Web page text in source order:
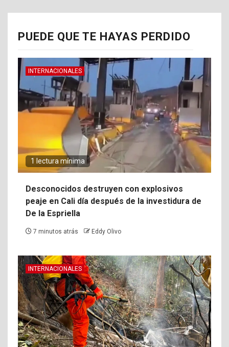
PUEDE QUE TE HAYAS PERDIDO
INTERNACIONALES
1 lectura mínima
Desconocidos destruyen con explosivos
peaje en Cali día después de la investidura de
De la Espriella
7 minutos atrás Eddy Olivo
INTERNACIONALES